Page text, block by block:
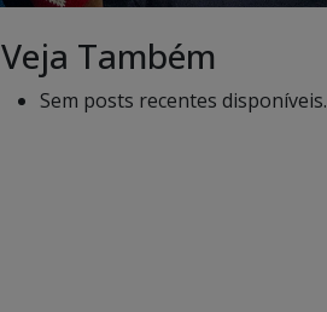
Veja Também
Sem posts recentes disponíveis.